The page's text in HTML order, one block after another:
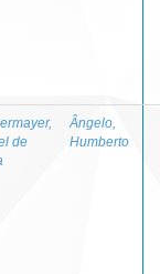
de
Ângelo,
Humberto